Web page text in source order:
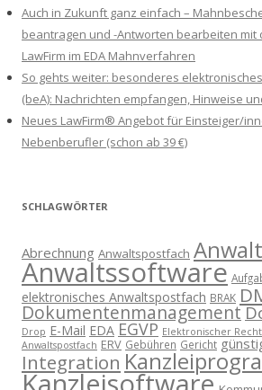
Auch in Zukunft ganz einfach –
beantragen und -Antworten bearbeiten mit
LawFirm im EDA Mahnverfahren
So gehts weiter: besonderes
(beA): Nachrichten empfangen, Hinweise
Neues LawFirm® Angebot für Einsteiger/
Nebenberufler (schon ab 39 €)
SCHLAGWÖRTER
Abrechnung Anwaltspostfach
Anwaltssoftware
elektronisches Anwaltspostfach BRAK
Dokumentenmanagement
Drop E-Mail EDA EGVP Elektronischer
Anwaltspostfach ERV Gebühren Gericht
Integration